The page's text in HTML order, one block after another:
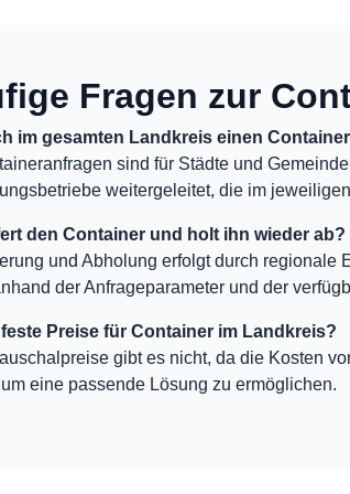
Fragen zur
im gesamten Landkreis einen
sind für Städte und
weitergeleitet, die im
den Container und holt ihn wieder ab?
und Abholung erfolgt durch regionale
der Anfrageparameter und der
Preise für Container im Landkreis?
gibt es nicht, da die Kosten
eine passende Lösung zu ermöglichen.